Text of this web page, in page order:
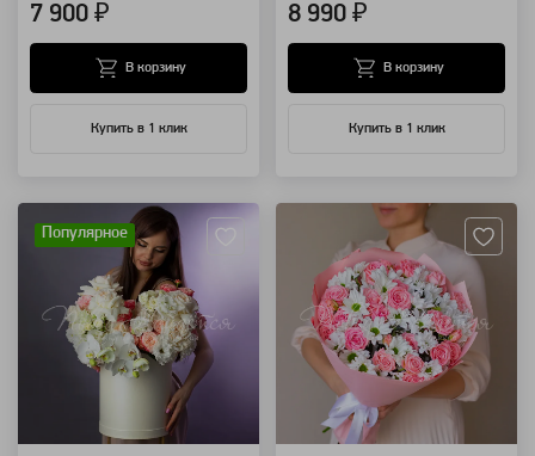
7 900 ₽
Купить в 1 клик
В корзину
8 990 ₽
Купить в 1 клик
В корзину
Популярное